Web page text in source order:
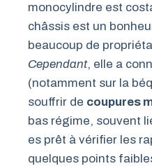
monocylindre est
châssis est un
beaucoup de
Cependant, elle a
(notamment sur la
souffrir de coupures
bas régime, souvent
es prêt à vérifier les
quelques points